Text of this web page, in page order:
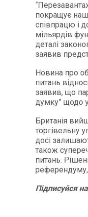
покращує
співпрацю і
мільярдів
деталі
заявив
Новина про
питань
заявив, що
думку” щодо
Британія
торгівельну
досі
також
питань.
референдуму,
Підписуйсяна